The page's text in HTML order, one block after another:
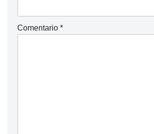
Comentario *